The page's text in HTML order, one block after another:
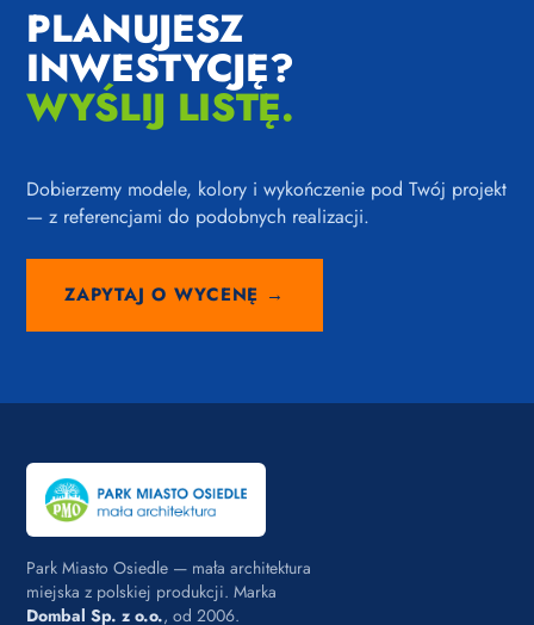
PLANUJESZ
INWESTYCJĘ?
WYŚLIJ LISTĘ.
Dobierzemy modele, kolory i wykończenie pod Twój projekt
— z referencjami do podobnych realizacji.
ZAPYTAJ O WYCENĘ →
Park Miasto Osiedle — mała architektura
miejska z polskiej produkcji. Marka
Dombal Sp. z o.o., od 2006.